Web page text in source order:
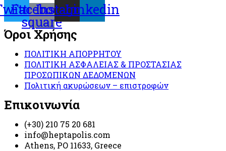
Facebook-
square
Instagram
Linkedin
Όροι Χρήσης
ΠΟΛΙΤΙΚΗ ΑΠΟΡΡΗΤΟΥ
ΠΟΛΙΤΙΚΗ ΑΣΦΑΛΕΙΑΣ & ΠΡΟΣΤΑΣΙΑΣ
ΠΡΟΣΩΠΙΚΩΝ ΔΕΔΟΜΕΝΩΝ
Πολιτική ακυρώσεων – επιστροφών
Επικοινωνία
(+30) 210 75 20 681
info@heptapolis.com
Athens, PO 11633, Greece